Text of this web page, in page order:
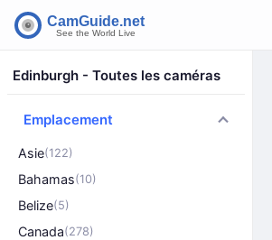
Edinburgh - Toutes les caméras
Emplacement
Asie(122)
Bahamas(10)
Belize(5)
Canada(278)